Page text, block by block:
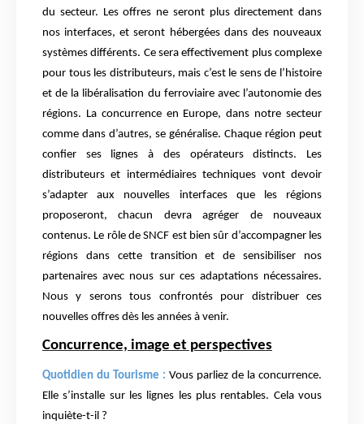
du secteur. Les offres ne seront plus directement dans
nos interfaces, et seront hébergées dans des nouveaux
systèmes différents. Ce sera effectivement plus complexe
pour tous les distributeurs, mais c’est le sens de l’histoire
et de la libéralisation du ferroviaire avec l’autonomie des
régions. La concurrence en Europe, dans notre secteur
comme dans d’autres, se généralise. Chaque région peut
confier ses lignes à des opérateurs distincts. Les
distributeurs et intermédiaires techniques vont devoir
s’adapter aux nouvelles interfaces que les régions
proposeront, chacun devra agréger de nouveaux
contenus. Le rôle de SNCF est bien sûr d’accompagner les
régions dans cette transition et de sensibiliser nos
partenaires avec nous sur ces adaptations nécessaires.
Nous y serons tous confrontés pour distribuer ces
nouvelles offres dès les années à venir.
Concurrence, image et perspectives
Quotidien du Tourisme : Vous parliez de la concurrence.
Elle s’installe sur les lignes les plus rentables. Cela vous
inquiète-t-il ?